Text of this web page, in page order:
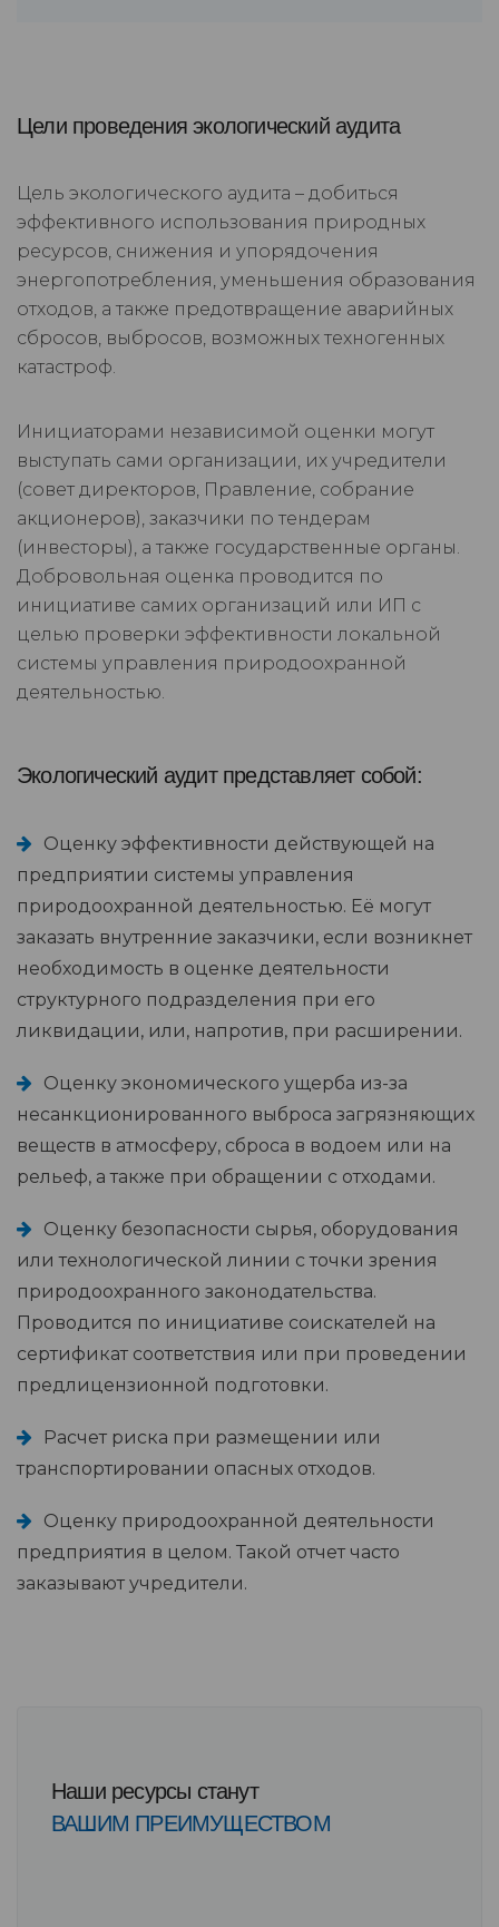
Цели проведения экологический аудита
Цель экологического аудита – добиться
эффективного использования природных
ресурсов, снижения и упорядочения
энергопотребления, уменьшения образования
отходов, а также предотвращение аварийных
сбросов, выбросов, возможных техногенных
катастроф.
Инициаторами независимой оценки могут
выступать сами организации, их учредители
(совет директоров, Правление, собрание
акционеров), заказчики по тендерам
(инвесторы), а также государственные органы.
Добровольная оценка проводится по
инициативе самих организаций или ИП с
целью проверки эффективности локальной
системы управления природоохранной
деятельностью.
Экологический аудит представляет собой:
Оценку эффективности действующей на
предприятии системы управления
природоохранной деятельностью. Её могут
заказать внутренние заказчики, если возникнет
необходимость в оценке деятельности
структурного подразделения при его
ликвидации, или, напротив, при расширении.
Оценку экономического ущерба из-за
несанкционированного выброса загрязняющих
веществ в атмосферу, сброса в водоем или на
рельеф, а также при обращении с отходами.
Оценку безопасности сырья, оборудования
или технологической линии с точки зрения
природоохранного законодательства.
Проводится по инициативе соискателей на
сертификат соответствия или при проведении
предлицензионной подготовки.
Расчет риска при размещении или
транспортировании опасных отходов.
Оценку природоохранной деятельности
предприятия в целом. Такой отчет часто
заказывают учредители.
Наши ресурсы станут
ВАШИМ ПРЕИМУЩЕСТВОМ